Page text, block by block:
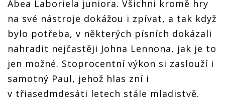
Abea Laboriela juniora. Všichni kromě hry
na své nástroje dokážou i zpívat, a tak když
bylo potřeba, v některých písních dokázali
nahradit nejčastěji Johna Lennona, jak je to
jen možné. Stoprocentní výkon si zaslouží i
samotný Paul, jehož hlas zní i
v třiasedmdesáti letech stále mladistvě.